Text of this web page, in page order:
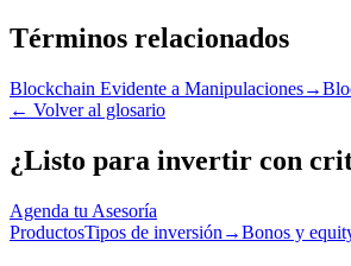
Términos relacionados
Blockchain Evidente a Manipulaciones→
← Volver al glosario
¿Listo para invertir con
Agenda tu Asesoría
ProductosTipos de inversión →Bonos y